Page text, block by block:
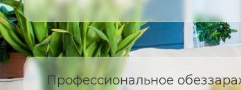
Профессиональное